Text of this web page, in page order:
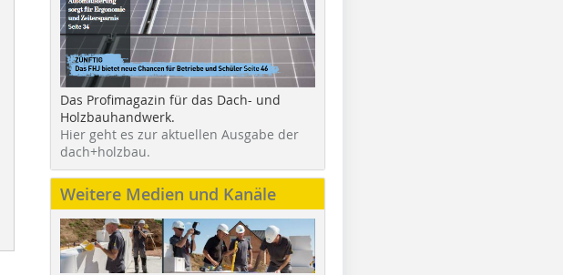
Das Profimagazin für das Dach- und
Holzbauhandwerk.
Hier geht es zur aktuellen Ausgabe der
dach+holzbau.
Weitere Medien und Kanäle